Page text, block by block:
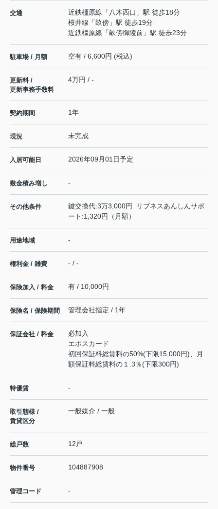
交通 近鉄橿原線 「 八木西口 」駅 徒歩18分
桜井線 「畝傍 」駅 徒歩19分
近鉄橿原線 「畝傍御陵前 」駅 徒歩23分
駐車場 / 月額 空有 / 6,600円 (税込)
更新料 /
更新事務手数料
4万円 / -
契約期間 1年
現況 未完成
入居可能日 2026年09月01日予定
敷金積み増し -
その他条件
鍵交換代:3万3,000円 リブネスあんしんサポ
ート:1,320円（月額）
用途地域 -
権利金 / 雑費 - / -
保険加入 / 料金 有 / 10,000円
保険名 / 保険期間 管理会社指定 / 1年
保証会社 / 料金
必加入
エポスカード
初回保証料総賃料の50%(下限15,000円)、月
額保証料総賃料の１.3％(下限300円)
特優賃 -
取引態様 /
賃貸区分
一般媒介 / 一般
総戸数 12戸
物件番号 104887908
管理コード -